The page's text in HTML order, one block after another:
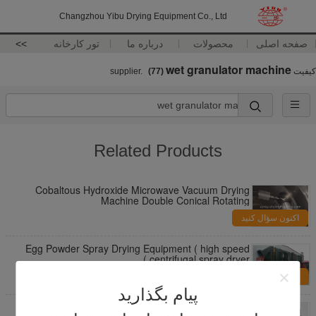
Changzhou Yibu Drying Equipment Co., Ltd
صفحه اصلی محصولات درباره ما تور کارخانه >>
پیام بگذارید
کیفیت wet granulator machine
(77)
Related Products
Cobaltous Hydroxide Microwave Vacuum Drying
Machine Double Conical Rotating
اکنون سؤال کنید
Egg Powder Spray Drying Equipment ( high speed
centrifugal spray dryer )
اکنون سؤال کنید
SGS Standard Reverse Pulse Jet Bag Filter For Air